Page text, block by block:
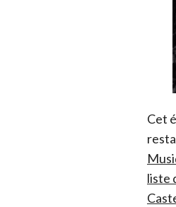
Cet
liste